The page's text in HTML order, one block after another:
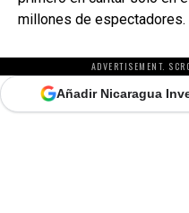
millones de espectadores.
ADVERTISEMENT.
Añadir Nicaragua